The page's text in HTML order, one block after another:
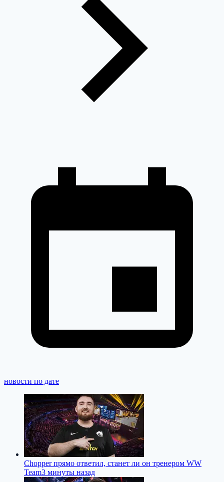
новости по дате
Chopper прямо ответил, станет ли он тренером WW
Team3 минуты назад